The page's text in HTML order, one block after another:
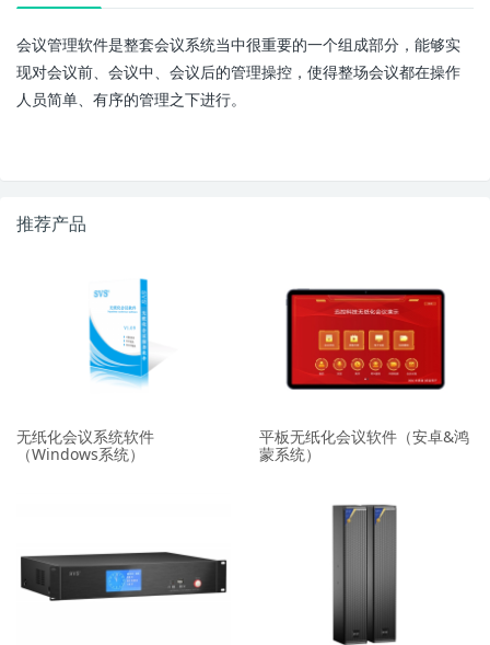
会议管理软件是整套会议系统当中很重要的一个组成部分，能够实
现对会议前、会议中、会议后的管理操控，使得整场会议都在操作
人员简单、有序的管理之下进行。
推荐产品
无纸化会议系统软件
（Windows系统）
平板无纸化会议软件（安卓&鸿
蒙系统）